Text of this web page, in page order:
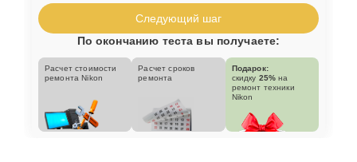
Следующий шаг
По окончанию теста вы получаете:
Расчет стоимости
ремонта Nikon
Расчет сроков
ремонта
Подарок:
скидку 25% на
ремонт техники
Nikon